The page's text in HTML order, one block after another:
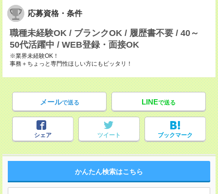
応募資格・条件
職種未経験OK / ブランクOK / 履歴書不要 / 40～
50代活躍中 / WEB登録・面接OK
※業界未経験OK！
事務＋ちょっと専門性ほしい方にもピッタリ！
メールで送る LINEで送る
シェア ツイート ブックマーク
かんたん検索はこちら